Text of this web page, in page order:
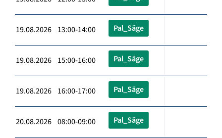
19.08.2026 13:00-14:00 Pal_Säge
19.08.2026 15:00-16:00 Pal_Säge
19.08.2026 16:00-17:00 Pal_Säge
20.08.2026 08:00-09:00 Pal_Säge